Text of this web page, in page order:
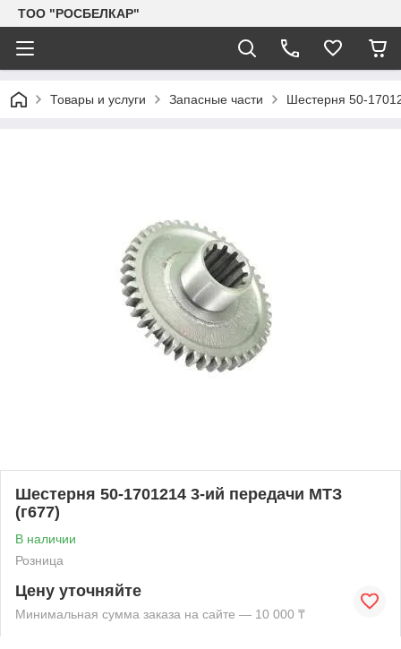
TOO "РОСБЕЛКАР"
Товары и услуги Запасные части Шестерня 50-
Шестерня 50-1701214 3-ий передачи МТЗ
(г677)
В наличии
Розница
Цену уточняйте
Минимальная сумма заказа на сайте — 10 000 ₸